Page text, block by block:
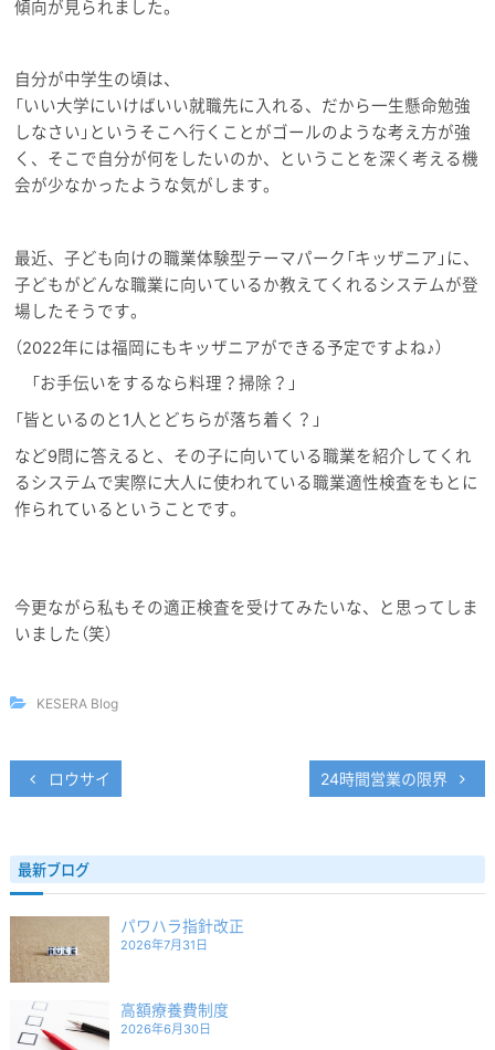
傾向が見られました。
自分が中学生の頃は、
「いい大学にいけばいい就職先に入れる、だから一生懸命勉強
しなさい」というそこへ行くことがゴールのような考え方が強
く、そこで自分が何をしたいのか、ということを深く考える機
会が少なかったような気がします。
最近、子ども向けの職業体験型テーマパーク「キッザニア」に、
子どもがどんな職業に向いているか教えてくれるシステムが登
場したそうです。
（2022年には福岡にもキッザニアができる予定ですよね♪）
「お手伝いをするなら料理？掃除？」
「皆といるのと1人とどちらが落ち着く？」
など9問に答えると、その子に向いている職業を紹介してくれ
るシステムで実際に大人に使われている職業適性検査をもとに
作られているということです。
今更ながら私もその適正検査を受けてみたいな、と思ってしま
いました（笑）
KESERA Blog
投
ナ
ビ
ー
シ
ン
ロウサイ 24時間営業の限界
最新ブログ
パワハラ指針改正
2026年7月31日
高額療養費制度
2026年6月30日